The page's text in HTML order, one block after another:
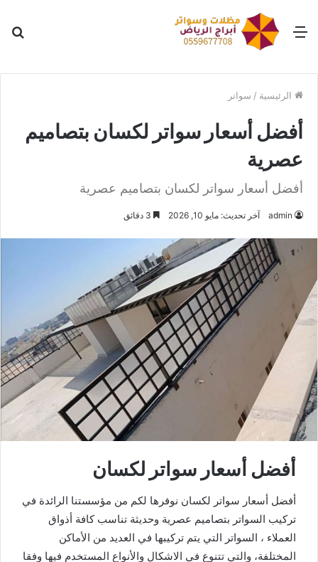
القائمة
الرئيسية / سواتر
أفضل أسعار سواتر لكسان بتصاميم
عصرية
أفضل أسعار سواتر لكسان بتصاميم عصرية
admin آخر تحديث: مايو 10, 2026
أفضل أسعار سواتر لكسان
أفضل أسعار سواتر لكسان نوفرها لكم من مؤسستنا الرائدة في
تركيب السواتر بتصاميم عصرية وحديثة تناسب كافة أذواق
العملاء ، السواتر التي يتم تركيبها في العديد من الأماكن
المختلفة، والتي تتنوع في الاشكال والأنواع المستخدم فيها وفقا